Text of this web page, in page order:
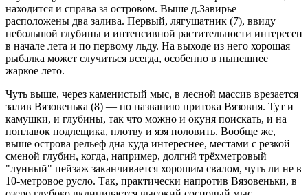
находится и справа за островом. Выше д.Завирье
расположены два залива. Первый, лягушатник (7), ввиду
небольшой глубины и интенсивной растительности интересен
в начале лета и по первому льду. На выходе из него хорошая
рыбалка может случиться всегда, особенно в нынешнее
жаркое лето.
Чуть выше, через каменистый мыс, в лесной массив врезается
залив Вязовенька (8) — по названию притока Вязовня. Тут и
камушки, и глубины, так что можно и окуня поискать, и на
поплавок подлещика, плотву и язя половить. Вообще же,
выше острова рельеф дна куда интереснее, местами с резкой
сменой глубин, когда, например, долгий трёхметровый
"лунный" пейзаж заканчивается хорошим свалом, чуть ли не в
10-метровое русло. Так, практически напротив Вязовеньки, в